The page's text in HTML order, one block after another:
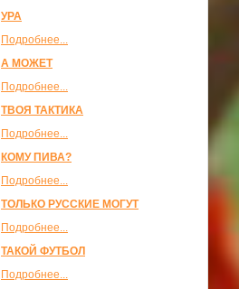
УРА
Подробнее...
А МОЖЕТ
Подробнее...
ТВОЯ ТАКТИКА
Подробнее...
КОМУ ПИВА?
Подробнее...
ТОЛЬКО РУССКИЕ МОГУТ
Подробнее...
ТАКОЙ ФУТБОЛ
Подробнее...